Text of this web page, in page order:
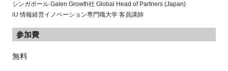
シンガポールGalen Growth社 Global Head of Partners (Japan)
iU 情報経営イノベーション専門職大学 客員講師
参加費
無料